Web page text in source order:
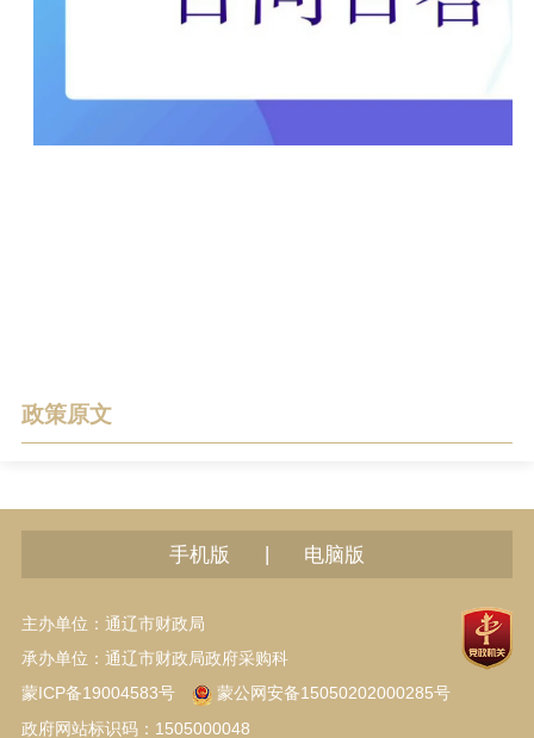
政策原文
手机版 | 电脑版
主办单位：通辽市财政局
承办单位：通辽市财政局政府采购科
蒙ICP备19004583号
蒙公网安备15050202000285号
政府网站标识码：1505000048